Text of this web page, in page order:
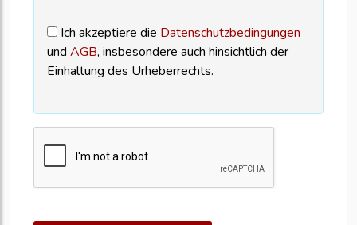
Ich akzeptiere die Datenschutzbedingungen
und AGB, insbesondere auch hinsichtlich der
Einhaltung des Urheberrechts.